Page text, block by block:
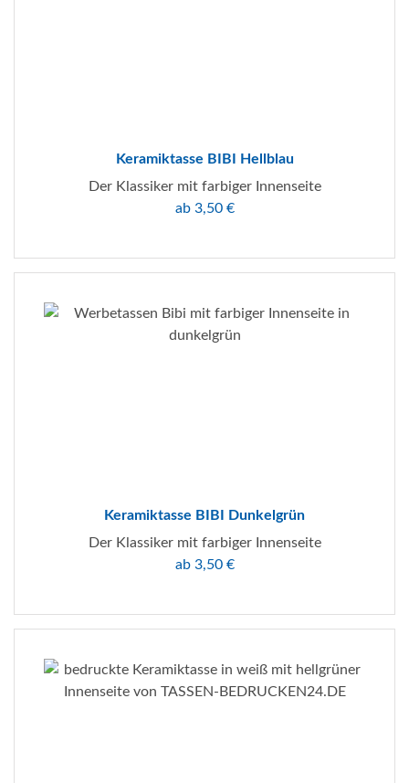
Keramiktasse BIBI Hellblau
Der Klassiker mit farbiger Innenseite
ab 3,50 €
Keramiktasse BIBI Dunkelgrün
Der Klassiker mit farbiger Innenseite
ab 3,50 €